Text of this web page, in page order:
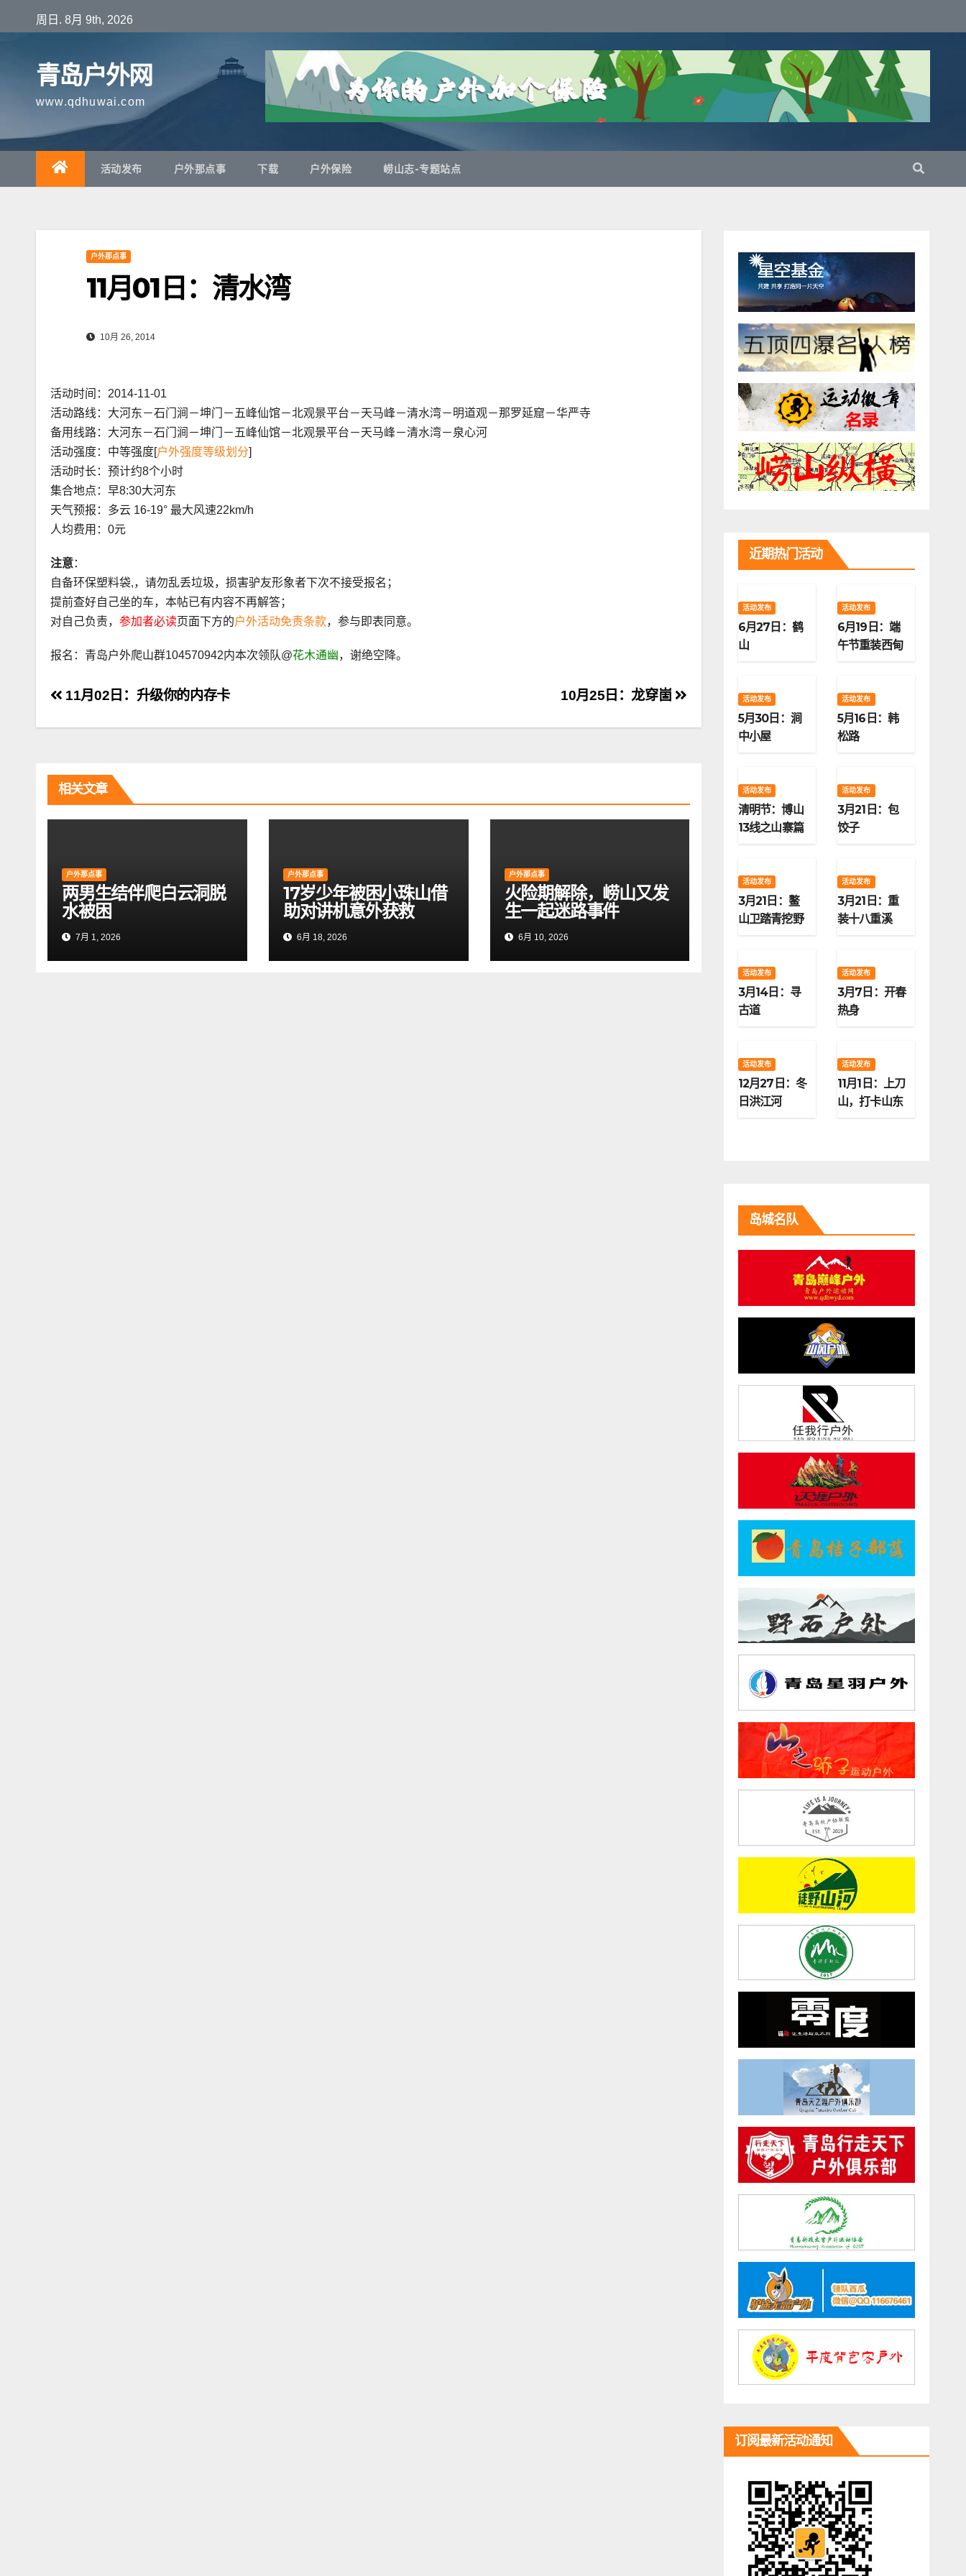
至
周日. 8月 9th, 2026
青岛户外网
www.qdhuwai.com
活动发布 户外那点事 下载 户外保险 崂山志-专题站点
户外那点事
11月01日：清水湾
10月 26, 2014
活动时间：2014-11-01
活动路线：大河东－石门涧－坤门－五峰仙馆－北观景平台－天马峰－清水湾－明道观－那罗延窟－华严寺
备用线路：大河东－石门涧－坤门－五峰仙馆－北观景平台－天马峰－清水湾－泉心河
活动强度：中等强度[户外强度等级划分]
活动时长：预计约8个小时
集合地点：早8:30大河东
天气预报：多云 16-19° 最大风速22km/h
人均费用：0元
注意：
自备环保塑料袋,，请勿乱丢垃圾，损害驴友形象者下次不接受报名；
提前查好自己坐的车，本帖已有内容不再解答；
对自己负责， 参加者必读页面下方的户外活动免责条款，参与即表同意。
报名：青岛户外爬山群104570942内本次领队@花木通幽 ，谢绝空降。
文
章
航
10月25日：龙穿崮
11月02日：升级你的内存卡
相关文章
户外那点事
两男生结伴爬白云洞脱
水被困
7月 1, 2026
户外那点事
17岁少年被困小珠山借
助对讲机意外获救
6月 18, 2026
户外那点事
火险期解除，崂山又发
生一起迷路事件
6月 10, 2026
近期热门活动
活动发布
6月27日：鹤
山
活动发布
6月19日：端
午节重装西甸
活动发布
5月30日：涧
中小屋
活动发布
5月16日：韩
松路
活动发布
清明节：博山
13线之山寨篇
活动发布
3月21日：包
饺子
活动发布
3月21日：鳌
山卫踏青挖野
活动发布
3月21日：重
装十八重溪
活动发布
3月14日：寻
古道
活动发布
3月7日：开春
热身
活动发布
12月27日：冬
日洪江河
活动发布
11月1日：上刀
山，打卡山东
岛城名队
订阅最新活动通知